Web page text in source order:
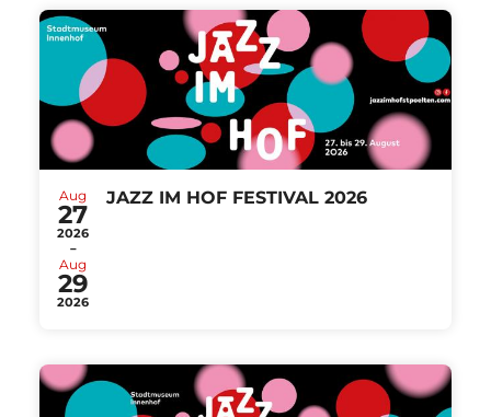
Aug
27
2026
-
Aug
29
2026
JAZZ IM HOF FESTIVAL 2026